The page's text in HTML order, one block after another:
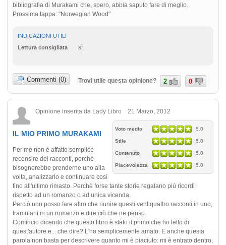
bibliografia di Murakami che, spero, abbia saputo fare di meglio.
Prossima tappa: "Norwegian Wood"
INDICAZIONI UTILI
Lettura consigliata
sì
Commenti (0) Trovi utile questa opinione? 2 0
Opinione inserita da Lady Libro 21 Marzo, 2012
Voto medio 5.0
Stile 5.0
Contenuto 5.0
Piacevolezza 5.0
IL MIO PRIMO MURAKAMI
Per me non è affatto semplice
recensire dei racconti, perchè
bisognerebbe prenderne uno alla
volta, analizzarlo e continuare così
fino all'ultimo rimasto. Perchè forse tante storie regalano più ricordi
rispetto ad un romanzo o ad unica vicenda.
Perciò non posso fare altro che riunire questi ventiquattro racconti in uno,
tramutarli in un romanzo e dire ciò che ne penso.
Comincio dicendo che questo libro è stato il primo che ho letto di
quest'autore e... che dire? L'ho semplicemente amato. E anche questa
parola non basta per descrivere quanto mi è piaciuto: mi è entrato dentro,